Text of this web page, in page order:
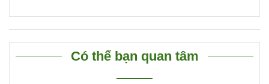
Có thể bạn quan tâm